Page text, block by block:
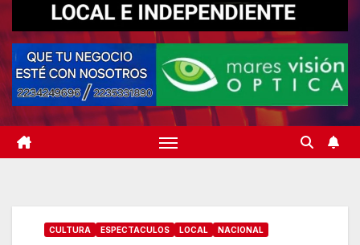
CULTURA ESPECTACULOS LOCAL NACIONAL